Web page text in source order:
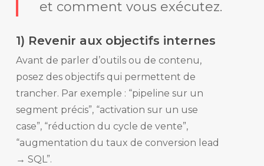
et comment vous exécutez.
1) Revenir aux objectifs internes
Avant de parler d’outils ou de contenu,
posez des objectifs qui permettent de
trancher. Par exemple : “pipeline sur un
segment précis”, “activation sur un use
case”, “réduction du cycle de vente”,
“augmentation du taux de conversion lead
→ SQL”.